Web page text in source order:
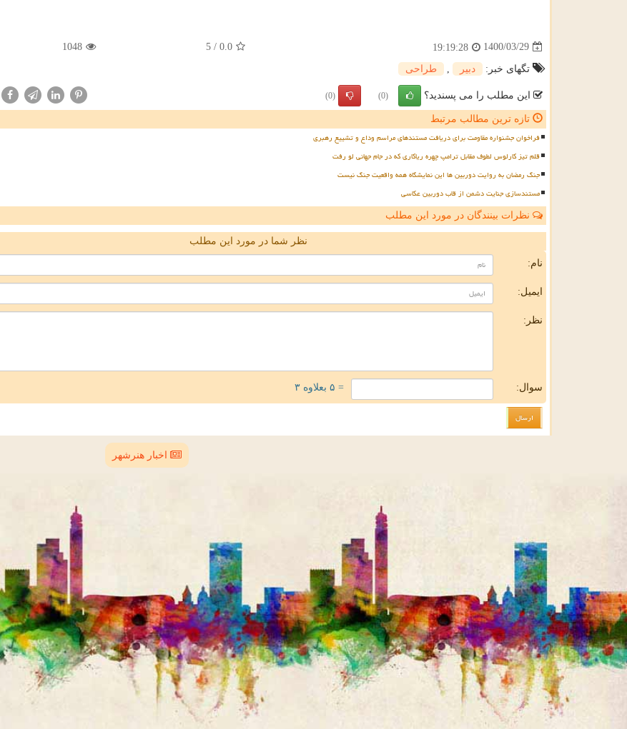
1400/03/29
19:19:28
0.0
/
5
1048
تگهای خبر: دبیر طراحی
این مطلب را می پسندید؟ (0)
(0)
تازه ترین مطالب مرتبط
فراخوان جشنواره مقاومت برای دریافت مستندهای مراسم وداع و تشییع رهبری
قلم تیز کارلوس لطوف مقابل ترامپ چهره ریاکاری که در جام جهانی لو رفت
جنگ رمضان به روایت دوربین ها این نمایشگاه همه واقعیت جنگ نیست
مستندسازی جنایت دشمن از قاب دوربین عکاسی
نظرات بینندگان در مورد این مطلب
نظر شما در مورد این مطلب
نام:
ایمیل:
نظر:
سوال: = ۵ بعلاوه ۳
اخبار هنرشهر